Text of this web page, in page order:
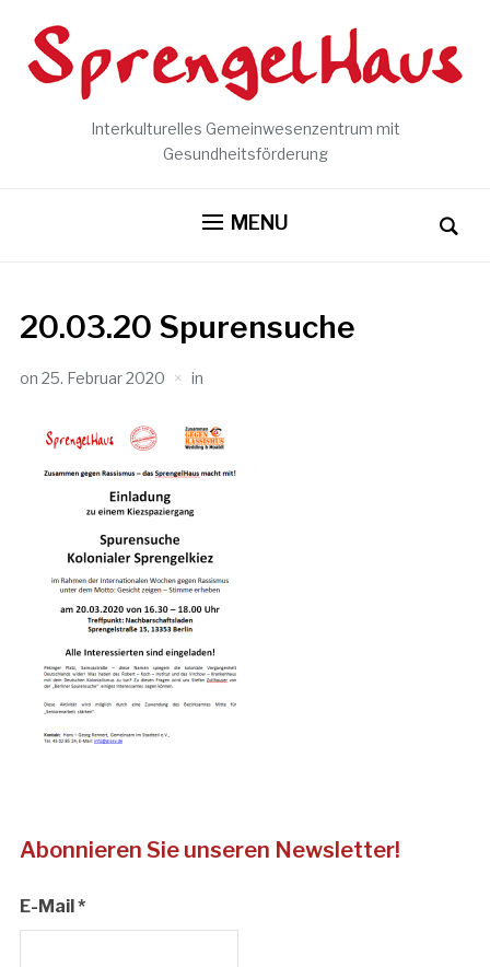
Interkulturelles Gemeinwesenzentrum mit
Gesundheitsförderung
MENU
20.03.20 Spurensuche
on 25. Februar 2020 in
Abonnieren Sie unseren Newsletter!
E-Mail*